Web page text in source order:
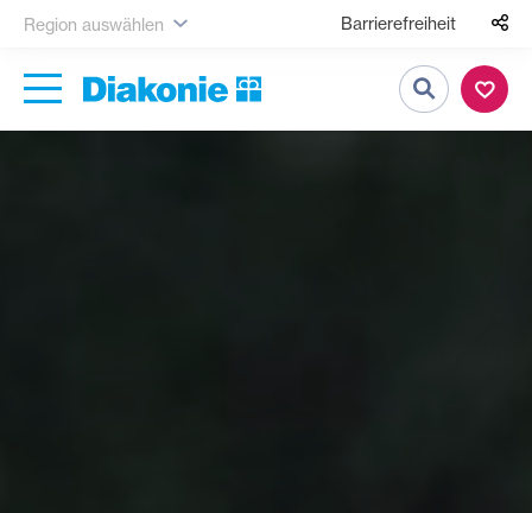
Region auswählen Barrierefreiheit
Suche